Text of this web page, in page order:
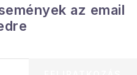
az email